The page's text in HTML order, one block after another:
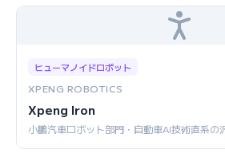
ヒューマノイドロボット
XPENG ROBOTICS
Xpeng Iron
小鵬汽車ロボット部門・自動車AI技術直系の